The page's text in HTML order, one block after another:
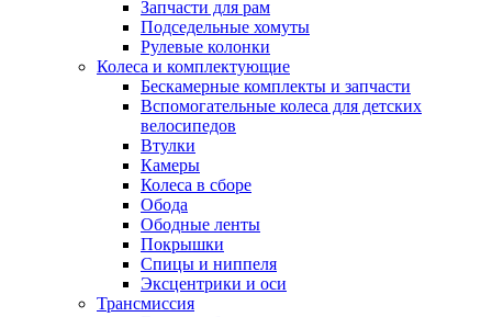
Запчасти для рам
Подседельные хомуты
Рулевые колонки
Колеса и комплектующие
Бескамерные комплекты и запчасти
Вспомогательные колеса для детских
велосипедов
Втулки
Камеры
Колеса в сборе
Обода
Ободные ленты
Покрышки
Спицы и ниппеля
Эксцентрики и оси
Трансмиссия